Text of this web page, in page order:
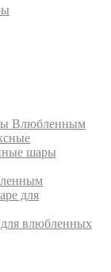
Влюбленным
шары
для
влюбленных